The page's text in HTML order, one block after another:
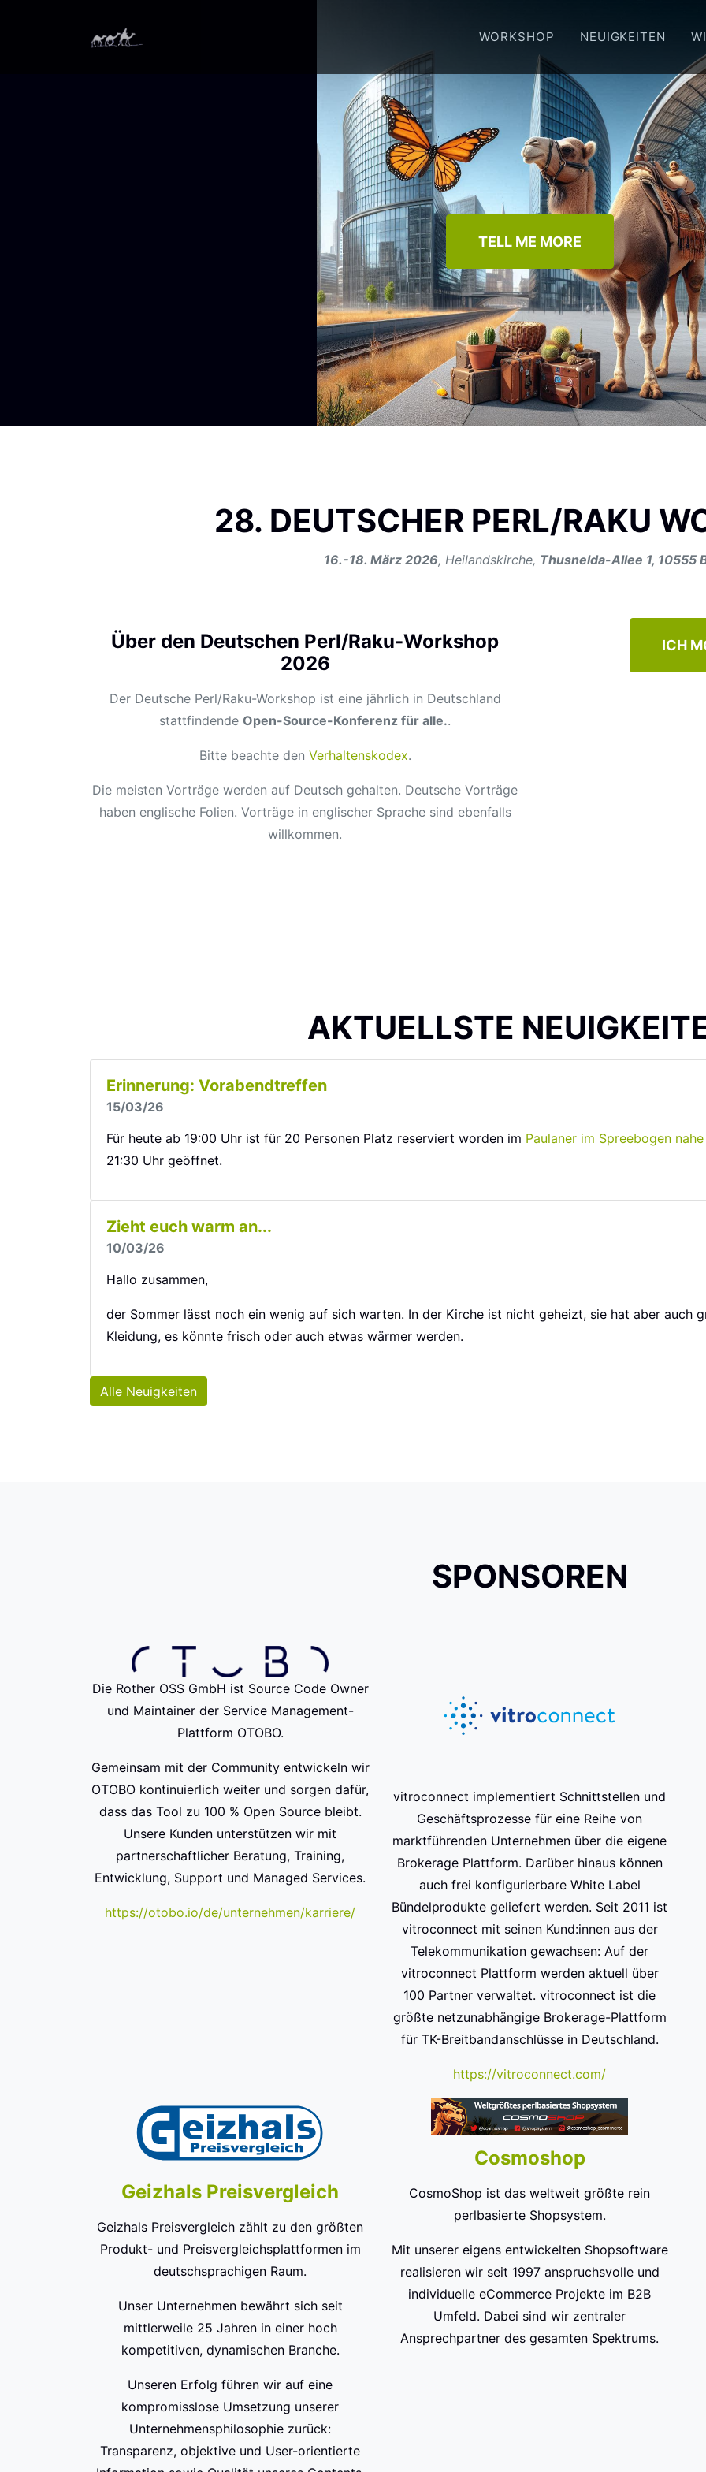
WORKSHOP NEUIGKEITEN
TELL ME MORE
28. DEUTSCHER PERL/RAKU
16.-18. März 2026, Heilandskirche, Thusnelda-Allee 1, 10555
Über den Deutschen Perl/Raku-Workshop
2026
Der Deutsche Perl/Raku-Workshop ist eine jährlich in Deutschland
stattfindende Open-Source-Konferenz für alle..
Bitte beachte den Verhaltenskodex.
Die meisten Vorträge werden auf Deutsch gehalten. Deutsche Vorträge
haben englische Folien. Vorträge in englischer Sprache sind ebenfalls
willkommen.
ICH
AKTUELLSTE
Erinnerung: Vorabendtreffen
15/03/26
Für heute ab 19:00 Uhr ist für 20 Personen Platz reserviert worden im Paulaner im Spreebogen
21:30 Uhr geöffnet.
Zieht euch warm an...
10/03/26
Hallo zusammen,
der Sommer lässt noch ein wenig auf sich warten. In der Kirche ist nicht geheizt, sie hat aber auch
Kleidung, es könnte frisch oder auch etwas wärmer werden.
Alle Neuigkeiten
SPONSOREN
Die Rother OSS GmbH ist Source Code Owner
und Maintainer der Service Management-
Plattform OTOBO.
Gemeinsam mit der Community entwickeln wir
OTOBO kontinuierlich weiter und sorgen dafür,
dass das Tool zu 100 % Open Source bleibt.
Unsere Kunden unterstützen wir mit
partnerschaftlicher Beratung, Training,
Entwicklung, Support und Managed Services.
https://otobo.io/de/unternehmen/karriere/
vitroconnect implementiert Schnittstellen und
Geschäftsprozesse für eine Reihe von
marktführenden Unternehmen über die eigene
Brokerage Plattform. Darüber hinaus können
auch frei konfigurierbare White Label
Bündelprodukte geliefert werden. Seit 2011 ist
vitroconnect mit seinen Kund:innen aus der
Telekommunikation gewachsen:​ Auf der
vitroconnect Plattform werden aktuell über
100 Partner verwaltet.​ vitroconnect ist die
größte netzunabhängige Brokerage-Plattform​
für TK-Breitbandanschlüsse in Deutschland.
https://vitroconnect.com/
Geizhals Preisvergleich
Geizhals Preisvergleich zählt zu den größten
Produkt- und Preisvergleichsplattformen im
deutschsprachigen Raum.
Unser Unternehmen bewährt sich seit
mittlerweile 25 Jahren in einer hoch
kompetitiven, dynamischen Branche.
Unseren Erfolg führen wir auf eine
kompromisslose Umsetzung unserer
Unternehmensphilosophie zurück:
Transparenz, objektive und User-orientierte
Cosmoshop
CosmoShop ist das weltweit größte rein
perlbasierte Shopsystem.
Mit unserer eigens entwickelten Shopsoftware
realisieren wir seit 1997 anspruchsvolle und
individuelle eCommerce Projekte im B2B
Umfeld. Dabei sind wir zentraler
Ansprechpartner des gesamten Spektrums.